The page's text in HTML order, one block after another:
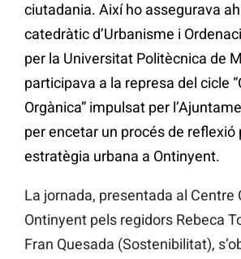
ciutadania. Així ho assegurava
catedràtic d’Urbanisme i
per la Universitat Politècnica de
participava a la represa del cicle
Orgànica” impulsat per
per encetar un procés de reflexió
estratègia urbana a Ontinyent.
La jornada, presentada al Centre
Ontinyent pels regidors Rebeca
Fran Quesada (Sostenibilitat),